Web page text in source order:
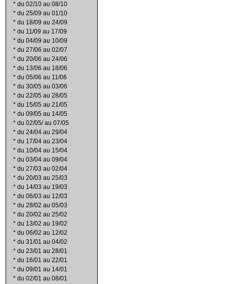
* du 02/10 au 08/10
* du 25/09 au 01/10
* du 18/09 au 24/09
* du 11/09 au 17/09
* du 04/09 au 10/09
* du 27/06 au 02/07
* du 20/06 au 24/06
* du 13/06 au 18/06
* du 05/06 au 11/06
* du 30/05 au 03/06
* du 22/05 au 28/05
* du 15/05 au 21/05
* du 09/05 au 14/05
* du 02/05/ au 07/05
* du 24/04 au 29/04
* du 17/04 au 23/04
* du 10/04 au 15/04
* du 03/04 au 09/04
* du 27/03 au 02/04
* du 20/03 au 25/03
* du 14/03 au 19/03
* du 06/03 au 12/03
* du 28/02 au 05/03
* du 20/02 au 25/02
* du 13/02 au 19/02
* du 06/02 au 12/02
* du 31/01 au 04/02
* du 23/01 au 28/01
* du 16/01 au 22/01
* du 09/01 au 14/01
* du 02/01 au 08/01